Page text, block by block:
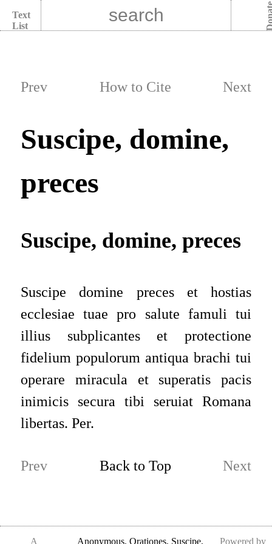
Text
List
Prev How to Cite Next
Suscipe, domine,
preces
Suscipe, domine, preces
Suscipe domine preces et hostias
ecclesiae tuae pro salute famuli tui
illius subplicantes et protectione
fidelium populorum antiqua brachi tui
operare miracula et superatis pacis
inimicis secura tibi seruiat Romana
libertas. Per.
Prev Back to Top Next
A Anonymous,Orationes, Suscipe, Powered by